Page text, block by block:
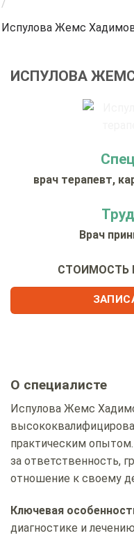
/
Испулова Жемс
ИСПУЛОВА
врач терапевт,
Врач
СТОИМОСТЬ
О специалисте
Испулова Жемс
практическим
за ответственность,
отношение к своему
Ключевая
диагностике и